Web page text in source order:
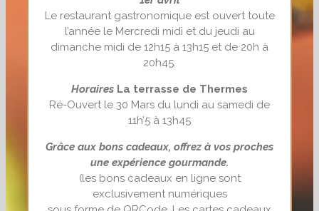
Le restaurant gastronomique est ouvert toute
l’année le Mercredi midi et du jeudi au
dimanche midi de 12h15 à 13h15 et de 20h à
20h45.
Horaires La terrasse de Thermes
Ré-Ouvert le 30 Mars du lundi au samedi de
11h’5 à 13h45
Grâce aux bons cadeaux, offrez à vos proches
une expérience gourmande.
(les bons cadeaux en ligne sont
exclusivement numériques